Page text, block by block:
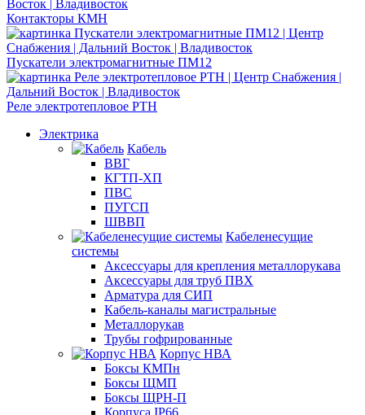
Контакторы КМН
Пускатели электромагнитные ПМ12
Реле электротепловое РТН
Электрика
Кабель
ВВГ
КГТП-ХП
ПВС
ПУГСП
ШВВП
Кабеленесущие
системы
Аксессуары для крепления металлорукава
Аксессуары для труб ПВХ
Арматура для СИП
Кабель-каналы магистральные
Металлорукав
Трубы гофрированные
Корпус НВА
Боксы КМПн
Боксы ЩМП
Боксы ЩРН-П
Корпуса IP66